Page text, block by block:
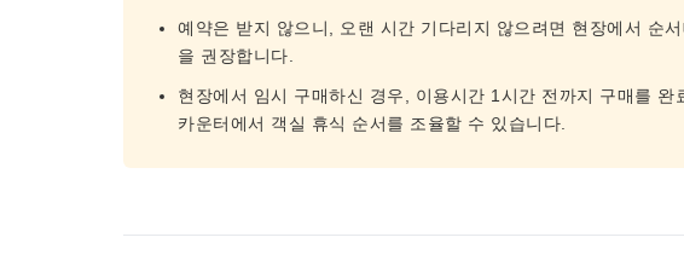
예약은 받지 않으니, 오랜 시간 기다리지 않으려면 현장에서 순
을 권장합니다.
현장에서 임시 구매하신 경우, 이용시간 1시간 전까지 구매를
카운터에서 객실 휴식 순서를 조율할 수 있습니다.